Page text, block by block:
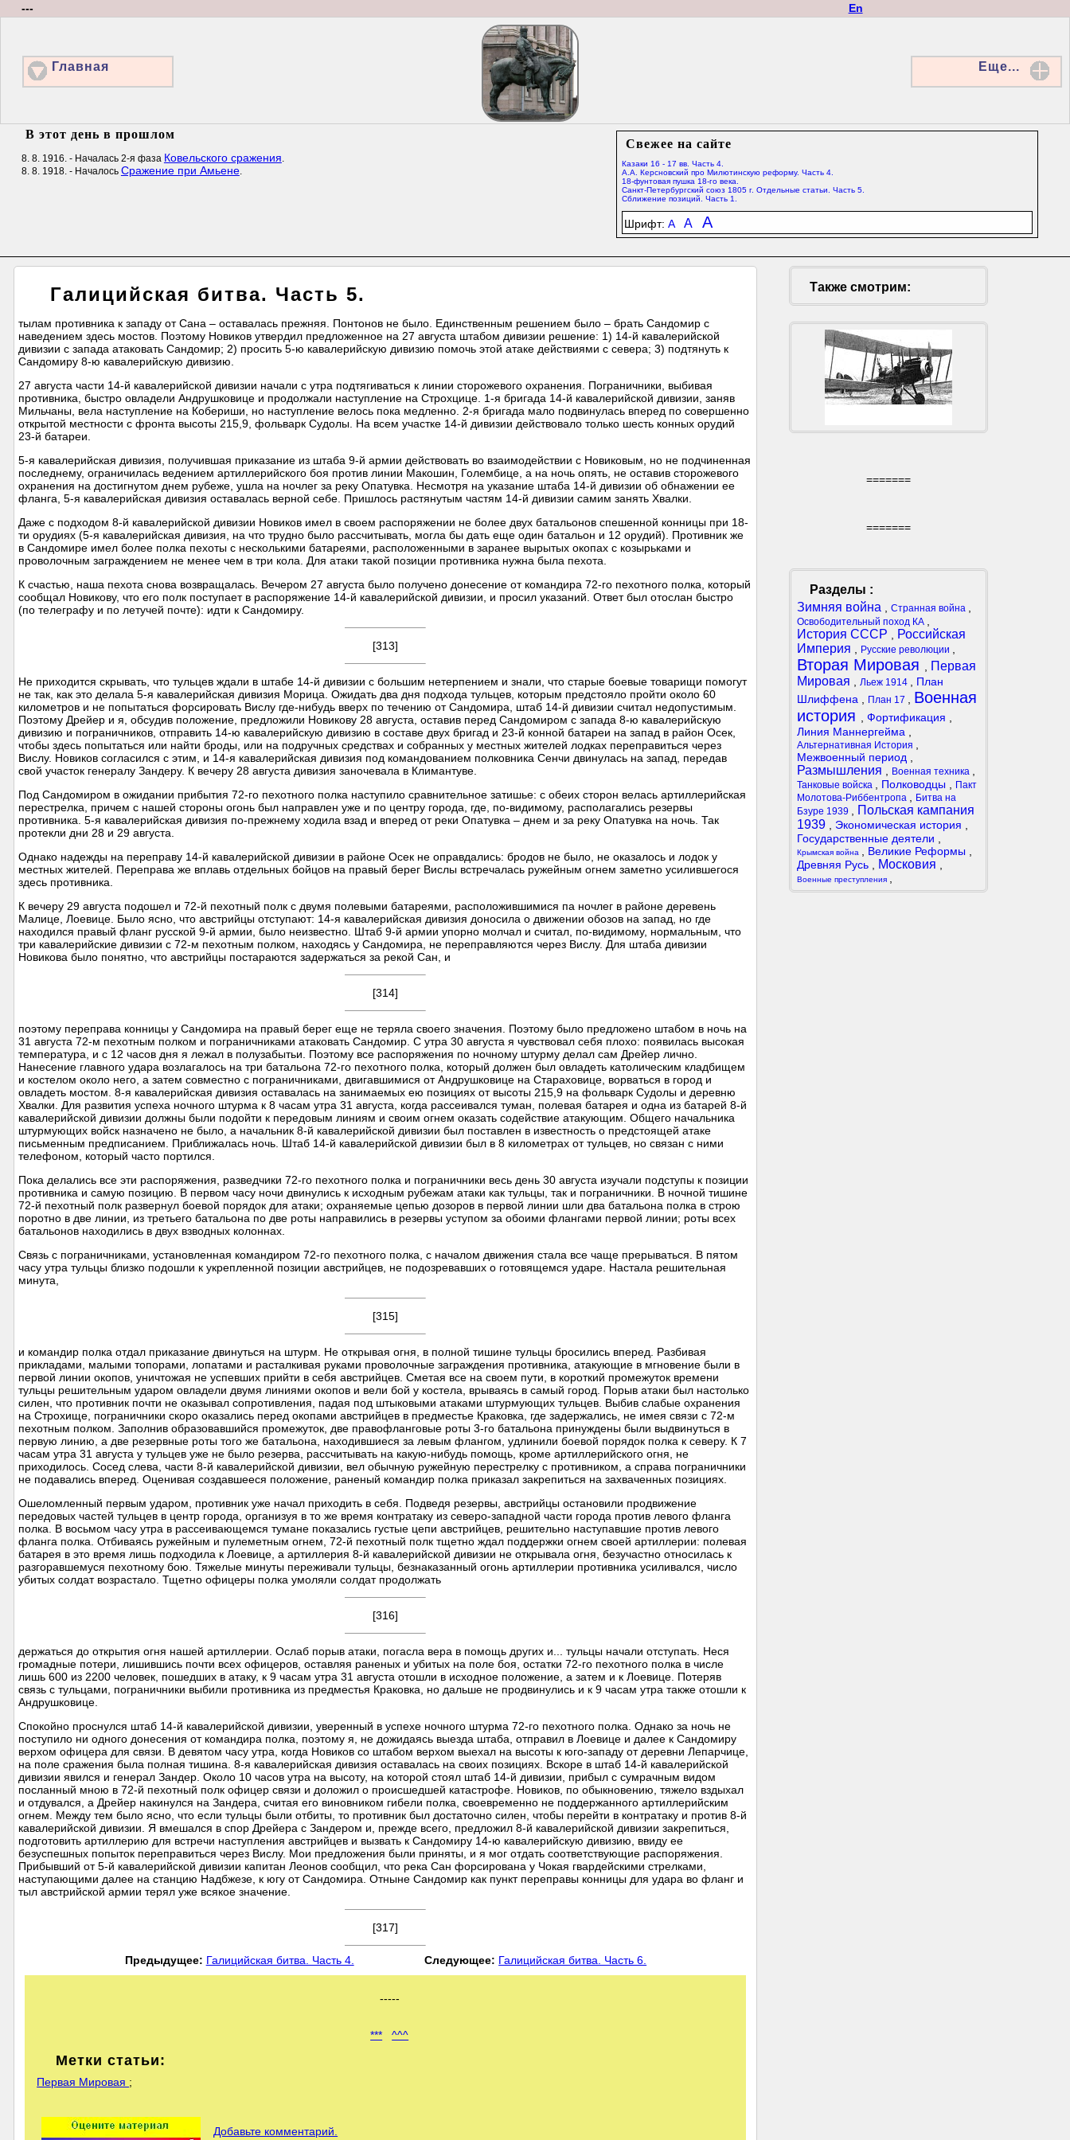
En
---
Главная Еще...
Свежее на сайте
Казаки 16 - 17 вв. Часть 4.
А.А. Керсновский про Милютинскую реформу. Часть 4.
18-фунтовая пушка 18-го века.
Санкт-Петербургский союз 1805 г. Отдельные статьи. Часть 5.
Сближение позиций. Часть 1.
Шрифт:A A A
В этот день в прошлом
8. 8. 1916. - Началась 2-я фаза Ковельского сражения.
8. 8. 1918. - Началось Сражение при Амьене.
Галицийская битва. Часть 5.
тылам противника к западу от Сана – оставалась прежняя. Понтонов не было. Единственным решением было – брать Сандомир с
наведением здесь мостов. Поэтому Новиков утвердил предложенное на 27 августа штабом дивизии решение: 1) 14-й кавалерийской
дивизии с запада атаковать Сандомир; 2) просить 5-ю кавалерийскую дивизию помочь этой атаке действиями с севера; 3) подтянуть к
Сандомиру 8-ю кавалерийскую дивизию.
27 августа части 14-й кавалерийской дивизии начали с утра подтягиваться к линии сторожевого охранения. Пограничники, выбивая
противника, быстро овладели Андрушковице и продолжали наступление на Строхцице. 1-я бригада 14-й кавалерийской дивизии, заняв
Мильчаны, вела наступление на Кобериши, но наступление велось пока медленно. 2-я бригада мало подвинулась вперед по совершенно
открытой местности с фронта высоты 215,9, фольварк Судолы. На всем участке 14-й дивизии действовало только шесть конных орудий
23-й батареи.
5-я кавалерийская дивизия, получившая приказание из штаба 9-й армии действовать во взаимодействии с Новиковым, но не подчиненная
последнему, ограничилась ведением артиллерийского боя против линии Макошин, Голембице, а на ночь опять, не оставив сторожевого
охранения на достигнутом днем рубеже, ушла на ночлег за реку Опатувка. Несмотря на указание штаба 14-й дивизии об обнажении ее
фланга, 5-я кавалерийская дивизия оставалась верной себе. Пришлось растянутым частям 14-й дивизии самим занять Хвалки.
Даже с подходом 8-й кавалерийской дивизии Новиков имел в своем распоряжении не более двух батальонов спешенной конницы при 18-
ти орудиях (5-я кавалерийская дивизия, на что трудно было рассчитывать, могла бы дать еще один батальон и 12 орудий). Противник же
в Сандомире имел более полка пехоты с несколькими батареями, расположенными в заранее вырытых окопах с козырьками и
проволочным заграждением не менее чем в три кола. Для атаки такой позиции противника нужна была пехота.
К счастью, наша пехота снова возвращалась. Вечером 27 августа было получено донесение от командира 72-го пехотного полка, который
сообщал Новикову, что его полк поступает в распоряжение 14-й кавалерийской дивизии, и просил указаний. Ответ был отослан быстро
(по телеграфу и по летучей почте): идти к Сандомиру.
[313]
Не приходится скрывать, что тульцев ждали в штабе 14-й дивизии с большим нетерпением и знали, что старые боевые товарищи помогут
не так, как это делала 5-я кавалерийская дивизия Морица. Ожидать два дня подхода тульцев, которым предстояло пройти около 60
километров и не попытаться форсировать Вислу где-нибудь вверх по течению от Сандомира, штаб 14-й дивизии считал недопустимым.
Поэтому Дрейер и я, обсудив положение, предложили Новикову 28 августа, оставив перед Сандомиром с запада 8-ю кавалерийскую
дивизию и пограничников, отправить 14-ю кавалерийскую дивизию в составе двух бригад и 23-й конной батареи на запад в район Осек,
чтобы здесь попытаться или найти броды, или на подручных средствах и собранных у местных жителей лодках переправиться через
Вислу. Новиков согласился с этим, и 14-я кавалерийская дивизия под командованием полковника Сенчи двинулась на запад, передав
свой участок генералу Зандеру. К вечеру 28 августа дивизия заночевала в Климантуве.
Под Сандомиром в ожидании прибытия 72-го пехотного полка наступило сравнительное затишье: с обеих сторон велась артиллерийская
перестрелка, причем с нашей стороны огонь был направлен уже и по центру города, где, по-видимому, располагались резервы
противника. 5-я кавалерийская дивизия по-прежнему ходила взад и вперед от реки Опатувка – днем и за реку Опатувка на ночь. Так
протекли дни 28 и 29 августа.
Однако надежды на переправу 14-й кавалерийской дивизии в районе Осек не оправдались: бродов не было, не оказалось и лодок у
местных жителей. Переправа же вплавь отдельных бойцов на правый берег Вислы встречалась ружейным огнем заметно усилившегося
здесь противника.
К вечеру 29 августа подошел и 72-й пехотный полк с двумя полевыми батареями, расположившимися па ночлег в районе деревень
Малице, Лоевице. Было ясно, что австрийцы отступают: 14-я кавалерийская дивизия доносила о движении обозов на запад, но где
находился правый фланг русской 9-й армии, было неизвестно. Штаб 9-й армии упорно молчал и считал, по-видимому, нормальным, что
три кавалерийские дивизии с 72-м пехотным полком, находясь у Сандомира, не переправляются через Вислу. Для штаба дивизии
Новикова было понятно, что австрийцы постараются задержаться за рекой Сан, и
[314]
поэтому переправа конницы у Сандомира на правый берег еще не теряла своего значения. Поэтому было предложено штабом в ночь на
31 августа 72-м пехотным полком и пограничниками атаковать Сандомир. С утра 30 августа я чувствовал себя плохо: появилась высокая
температура, и с 12 часов дня я лежал в полузабытьи. Поэтому все распоряжения по ночному штурму делал сам Дрейер лично.
Нанесение главного удара возлагалось на три батальона 72-го пехотного полка, который должен был овладеть католическим кладбищем
и костелом около него, а затем совместно с пограничниками, двигавшимися от Андрушковице на Стараховице, ворваться в город и
овладеть мостом. 8-я кавалерийская дивизия оставалась на занимаемых ею позициях от высоты 215,9 на фольварк Судолы и деревню
Хвалки. Для развития успеха ночного штурма к 8 часам утра 31 августа, когда рассеивался туман, полевая батарея и одна из батарей 8-й
кавалерийской дивизии должны были подойти к передовым линиям и своим огнем оказать содействие атакующим. Общего начальника
штурмующих войск назначено не было, а начальник 8-й кавалерийской дивизии был поставлен в известность о предстоящей атаке
письменным предписанием. Приближалась ночь. Штаб 14-й кавалерийской дивизии был в 8 километрах от тульцев, но связан с ними
телефоном, который часто портился.
Пока делались все эти распоряжения, разведчики 72-го пехотного полка и пограничники весь день 30 августа изучали подступы к позиции
противника и самую позицию. В первом часу ночи двинулись к исходным рубежам атаки как тульцы, так и пограничники. В ночной тишине
72-й пехотный полк развернул боевой порядок для атаки; охраняемые цепью дозоров в первой линии шли два батальона полка в строю
поротно в две линии, из третьего батальона по две роты направились в резервы уступом за обоими флангами первой линии; роты всех
батальонов находились в двух взводных колоннах.
Связь с пограничниками, установленная командиром 72-го пехотного полка, с началом движения стала все чаще прерываться. В пятом
часу утра тульцы близко подошли к укрепленной позиции австрийцев, не подозревавших о готовящемся ударе. Настала решительная
минута,
[315]
и командир полка отдал приказание двинуться на штурм. Не открывая огня, в полной тишине тульцы бросились вперед. Разбивая
прикладами, малыми топорами, лопатами и расталкивая руками проволочные заграждения противника, атакующие в мгновение были в
первой линии окопов, уничтожая не успевших прийти в себя австрийцев. Сметая все на своем пути, в короткий промежуток времени
тульцы решительным ударом овладели двумя линиями окопов и вели бой у костела, врываясь в самый город. Порыв атаки был настолько
силен, что противник почти не оказывал сопротивления, падая под штыковыми атаками штурмующих тульцев. Выбив слабые охранения
на Строхище, пограничники скоро оказались перед окопами австрийцев в предместье Краковка, где задержались, не имея связи с 72-м
пехотным полком. Заполнив образовавшийся промежуток, две правофланговые роты 3-го батальона принуждены были выдвинуться в
первую линию, а две резервные роты того же батальона, находившиеся за левым флангом, удлинили боевой порядок полка к северу. К 7
часам утра 31 августа у тульцев уже не было резерва, рассчитывать на какую-нибудь помощь, кроме артиллерийского огня, не
приходилось. Сосед слева, части 8-й кавалерийской дивизии, вел обычную ружейную перестрелку с противником, а справа пограничники
не подавались вперед. Оценивая создавшееся положение, раненый командир полка приказал закрепиться на захваченных позициях.
Ошеломленный первым ударом, противник уже начал приходить в себя. Подведя резервы, австрийцы остановили продвижение
передовых частей тульцев в центр города, организуя в то же время контратаку из северо-западной части города против левого фланга
полка. В восьмом часу утра в рассеивающемся тумане показались густые цепи австрийцев, решительно наступавшие против левого
фланга полка. Отбиваясь ружейным и пулеметным огнем, 72-й пехотный полк тщетно ждал поддержки огнем своей артиллерии: полевая
батарея в это время лишь подходила к Лоевице, а артиллерия 8-й кавалерийской дивизии не открывала огня, безучастно относилась к
разгоравшемуся пехотному бою. Тяжелые минуты переживали тульцы, безнаказанный огонь артиллерии противника усиливался, число
убитых солдат возрастало. Тщетно офицеры полка умоляли солдат продолжать
[316]
держаться до открытия огня нашей артиллерии. Ослаб порыв атаки, погасла вера в помощь других и... тульцы начали отступать. Неся
громадные потери, лишившись почти всех офицеров, оставляя раненых и убитых на поле боя, остатки 72-го пехотного полка в числе
лишь 600 из 2200 человек, пошедших в атаку, к 9 часам утра 31 августа отошли в исходное положение, а затем и к Лоевице. Потеряв
связь с тульцами, пограничники выбили противника из предместья Краковка, но дальше не продвинулись и к 9 часам утра также отошли к
Андрушковице.
Спокойно проснулся штаб 14-й кавалерийской дивизии, уверенный в успехе ночного штурма 72-го пехотного полка. Однако за ночь не
поступило ни одного донесения от командира полка, поэтому я, не дожидаясь выезда штаба, отправил в Лоевице и далее к Сандомиру
верхом офицера для связи. В девятом часу утра, когда Новиков со штабом верхом выехал на высоты к юго-западу от деревни Лепарчице,
на поле сражения была полная тишина. 8-я кавалерийская дивизия оставалась на своих позициях. Вскоре в штаб 14-й кавалерийской
дивизии явился и генерал Зандер. Около 10 часов утра на высоту, на которой стоял штаб 14-й дивизии, прибыл с сумрачным видом
посланный мною в 72-й пехотный полк офицер связи и доложил о происшедшей катастрофе. Новиков, по обыкновению, тяжело вздыхал
и отдувался, а Дрейер накинулся на Зандера, считая его виновником гибели полка, своевременно не поддержанного артиллерийским
огнем. Между тем было ясно, что если тульцы были отбиты, то противник был достаточно силен, чтобы перейти в контратаку и против 8-й
кавалерийской дивизии. Я вмешался в спор Дрейера с Зандером и, прежде всего, предложил 8-й кавалерийской дивизии закрепиться,
подготовить артиллерию для встречи наступления австрийцев и вызвать к Сандомиру 14-ю кавалерийскую дивизию, ввиду ее
безуспешных попыток переправиться через Вислу. Мои предложения были приняты, и я мог отдать соответствующие распоряжения.
Прибывший от 5-й кавалерийской дивизии капитан Леонов сообщил, что река Сан форсирована у Чокая гвардейскими стрелками,
наступающими далее на станцию Надбжезе, к югу от Сандомира. Отныне Сандомир как пункт переправы конницы для удара во фланг и
тыл австрийской армии терял уже всякое значение.
[317]
Предыдущее: Галицийская битва. Часть 4. Следующее: Галицийская битва. Часть 6.
-----
*** ^^^
Метки статьи:
Первая Мировая ;
Добавьте комментарий.
Также смотрим:
=======
=======
Разделы :
Зимняя война
Странная война
Освободительный поход КА
История СССР
Российская
Империя
Русские революции
Вторая Мировая
Первая
Мировая
Льеж 1914
План
Шлиффена
План 17
Военная
история
Фортификация
Линия Маннергейма
Альтернативная История
Межвоенный период
Размышления Военная техника
Танковые войска Полководцы
Пакт
Молотова-Риббентропа
Битва на
Бзуре 1939
Польская кампания
1939
Экономическая история
Государственные деятели
Крымская война Великие Реформы
Древняя Русь
Московия
Военные преступления